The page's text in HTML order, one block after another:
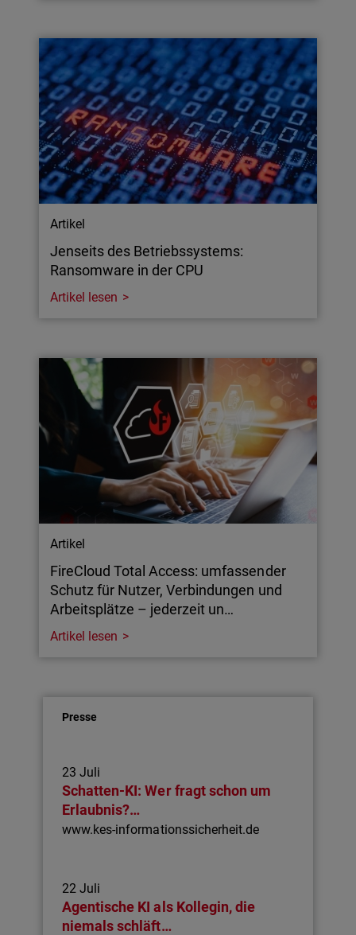
Artikel
Jenseits des Betriebssystems:
Ransomware in der CPU
Artikel lesen
Artikel
FireCloud Total Access: umfassender
Schutz für Nutzer, Verbindungen und
Arbeitsplätze – jederzeit un…
Artikel lesen
Presse
23 Juli
Schatten-KI: Wer fragt schon um
Erlaubnis?…
www.kes-informationssicherheit.de
22 Juli
Agentische KI als Kollegin, die
niemals schläft…